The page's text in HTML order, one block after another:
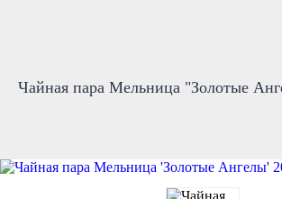
Чайная пара Мельница "Золотые